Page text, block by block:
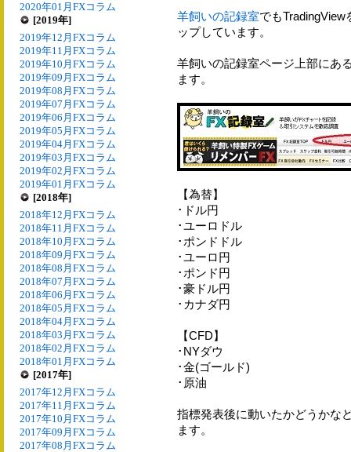
2020年01月FXコラム
[2019年]
2019年12月FXコラム
2019年11月FXコラム
2019年10月FXコラム
2019年09月FXコラム
2019年08月FXコラム
2019年07月FXコラム
2019年06月FXコラム
2019年05月FXコラム
2019年04月FXコラム
2019年03月FXコラム
2019年02月FXコラム
2019年01月FXコラム
[2018年]
2018年12月FXコラム
2018年11月FXコラム
2018年10月FXコラム
2018年09月FXコラム
2018年08月FXコラム
2018年07月FXコラム
2018年06月FXコラム
2018年05月FXコラム
2018年04月FXコラム
2018年03月FXコラム
2018年02月FXコラム
2018年01月FXコラム
[2017年]
2017年12月FXコラム
2017年11月FXコラム
2017年10月FXコラム
2017年09月FXコラム
2017年08月FXコラム
羊飼いの記録室でも
ップしています。
羊飼いの記録室ページ上部にあ
ます。
【為替】
･ドル円
･ユーロドル
･ポンドドル
･ユーロ円
･ポンド円
･豪ドル円
･カナダ円
【CFD】
･NYダウ
･金(ゴールド)
･原油
指標発表後に動いたかどうかな
ます。